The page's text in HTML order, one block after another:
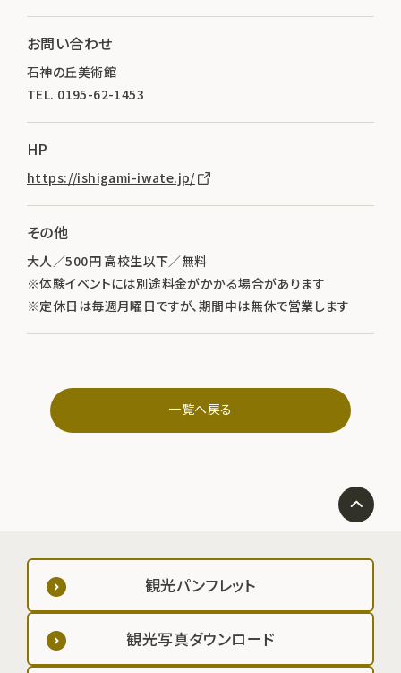
お問い合わせ
石神の丘美術館
TEL. 0195-62-1453
HP
https://ishigami-iwate.jp/
その他
大人／500円 高校生以下／無料
※体験イベントには別途料金がかかる場合があります
※定休日は毎週月曜日ですが、期間中は無休で営業します
一覧へ戻る
観光パンフレット
観光写真ダウンロード